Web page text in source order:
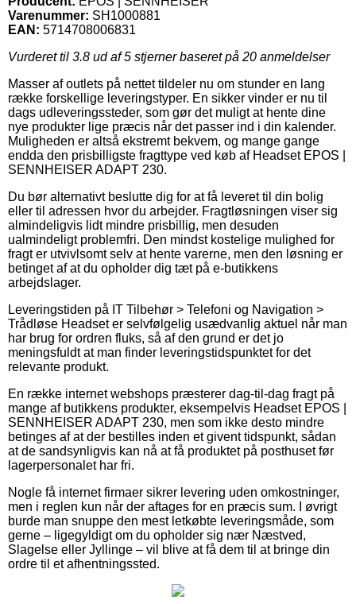
Varenummer: SH1000881
EAN: 5714708006831
Vurderet til 3.8 ud af 5 stjerner baseret på 20 anmeldelser
Masser af outlets på nettet tildeler nu om stunder en lang
række forskellige leveringstyper. En sikker vinder er nu til
dags udleveringssteder, som gør det muligt at hente dine
nye produkter lige præcis når det passer ind i din kalender.
Muligheden er altså ekstremt bekvem, og mange gange
endda den prisbilligste fragttype ved køb af Headset EPOS |
SENNHEISER ADAPT 230.
Du bør alternativt beslutte dig for at få leveret til din bolig
eller til adressen hvor du arbejder. Fragtløsningen viser sig
almindeligvis lidt mindre prisbillig, men desuden
ualmindeligt problemfri. Den mindst kostelige mulighed for
fragt er utvivlsomt selv at hente varerne, men den løsning er
betinget af at du opholder dig tæt på e-butikkens
arbejdslager.
Leveringstiden på IT Tilbehør > Telefoni og Navigation >
Trådløse Headset er selvfølgelig usædvanlig aktuel når man
har brug for ordren fluks, så af den grund er det jo
meningsfuldt at man finder leveringstidspunktet for det
relevante produkt.
En række internet webshops præsterer dag-til-dag fragt på
mange af butikkens produkter, eksempelvis Headset EPOS |
SENNHEISER ADAPT 230, men som ikke desto mindre
betinges af at der bestilles inden et givent tidspunkt, sådan
at de sandsynligvis kan nå at få produktet på posthuset før
lagerpersonalet har fri.
Nogle få internet firmaer sikrer levering uden omkostninger,
men i reglen kun når der aftages for en præcis sum. I øvrigt
burde man snuppe den mest letkøbte leveringsmåde, som
gerne – ligegyldigt om du opholder sig nær Næstved,
Slagelse eller Jyllinge – vil blive at få dem til at bringe din
ordre til et afhentningssted.